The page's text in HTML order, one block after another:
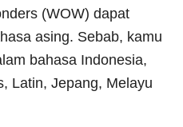
(WOW) dapat
asing. Sebab, kamu
bahasa Indonesia,
Latin, Jepang, Melayu